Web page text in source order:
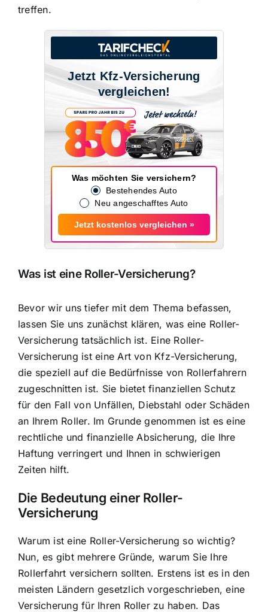
treffen.
Jetzt Kfz-Versicherung
vergleichen!
Was möchten Sie versichern?
Bestehendes Auto
Neu angeschafftes Auto
Jetzt kostenlos vergleichen »
Was ist eine Roller-Versicherung?
Bevor wir uns tiefer mit dem Thema befassen,
lassen Sie uns zunächst klären, was eine Roller-
Versicherung tatsächlich ist. Eine Roller-
Versicherung ist eine Art von Kfz-Versicherung,
die speziell auf die Bedürfnisse von Rollerfahrern
zugeschnitten ist. Sie bietet finanziellen Schutz
für den Fall von Unfällen, Diebstahl oder Schäden
an Ihrem Roller. Im Grunde genommen ist es eine
rechtliche und finanzielle Absicherung, die Ihre
Haftung verringert und Ihnen in schwierigen
Zeiten hilft.
Die Bedeutung einer Roller-
Versicherung
Warum ist eine Roller-Versicherung so wichtig?
Nun, es gibt mehrere Gründe, warum Sie Ihre
Rollerfahrt versichern sollten. Erstens ist es in den
meisten Ländern gesetzlich vorgeschrieben, eine
Versicherung für Ihren Roller zu haben. Das